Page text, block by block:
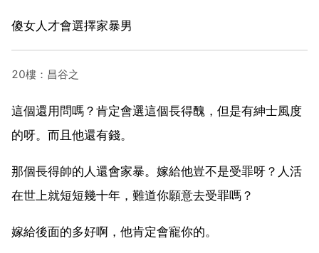
傻女人才會選擇家暴男
20樓：昌谷之
這個還用問嗎？肯定會選這個長得醜，但是有紳士風度
的呀。而且他還有錢。
那個長得帥的人還會家暴。嫁給他豈不是受罪呀？人活
在世上就短短幾十年，難道你願意去受罪嗎？
嫁給後面的多好啊，他肯定會寵你的。